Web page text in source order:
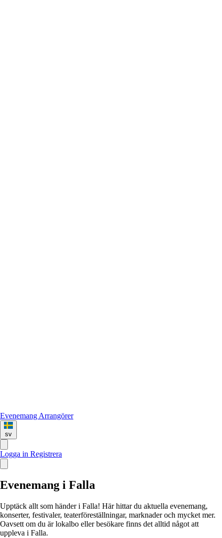
Evenemang Arrangörer
sv
Logga in Registrera
Evenemang i Falla
Upptäck allt som händer i Falla! Här hittar du aktuella evenemang,
konserter, festivaler, teaterföreställningar, marknader och mycket mer.
Oavsett om du är lokalbo eller besökare finns det alltid något att
uppleva i Falla.